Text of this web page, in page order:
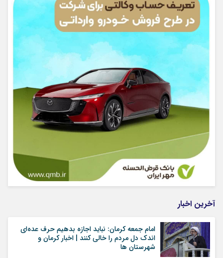
آخرین اخبار
امام جمعه کرمان: نباید اجازه بدهیم حرف عده‌ای
اندک دل مردم را خالی کنند | اخبار کرمان و
شهرستان ها